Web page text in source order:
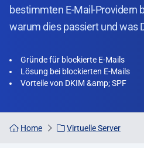
bestimmten E-Mail-Providern
warum dies passiert und was
Gründe für blockierte E-Mails
Lösung bei blockierten E-Mails
Vorteile von DKIM &amp; SPF
Home Virtuelle Server